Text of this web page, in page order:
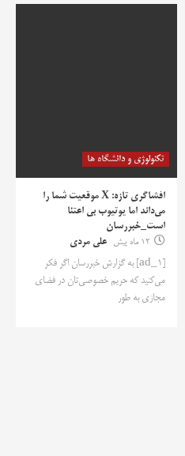
تکنولوژی و دانشگاه ها
افشاگری تازه: X موقعیت شما را
می‌داند اما یوتیوب بی اعتنا
است_خبررسان
12 ماه پیش
علی مردی
[ad_1] به گزارش خبررسان اگر فکر
می‌کنید که حریم خصوصی‌تان در فضای
مجازی به طور